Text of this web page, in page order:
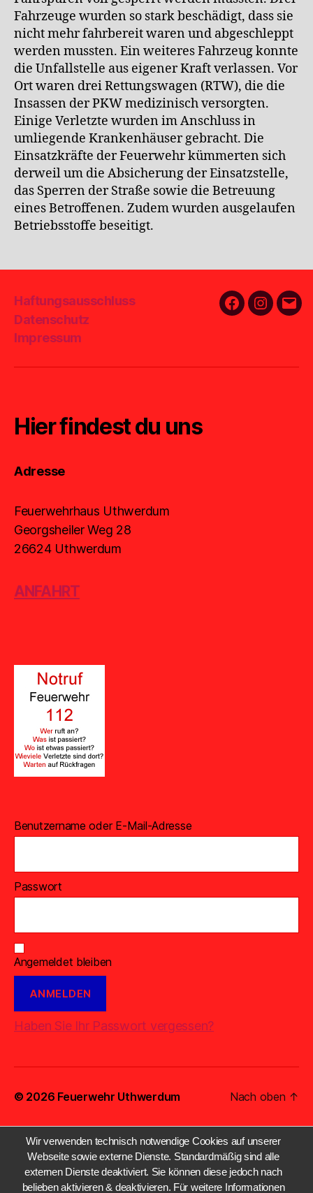
Fahrzeuge wurden so stark beschädigt, dass sie
nicht mehr fahrbereit waren und abgeschleppt
werden mussten. Ein weiteres Fahrzeug konnte
die Unfallstelle aus eigener Kraft verlassen. Vor
Ort waren drei Rettungswagen (RTW), die die
Insassen der PKW medizinisch versorgten.
Einige Verletzte wurden im Anschluss in
umliegende Krankenhäuser gebracht. Die
Einsatzkräfte der Feuerwehr kümmerten sich
derweil um die Absicherung der Einsatzstelle,
das Sperren der Straße sowie die Betreuung
eines Betroffenen. Zudem wurden ausgelaufen
Betriebsstoffe beseitigt.
Haftungsausschluss
Datenschutz
Impressum
FacebookE-
Hier findest du uns
Adresse
Feuerwehrhaus Uthwerdum
Georgsheiler Weg 28
26624 Uthwerdum
ANFAHRT
Benutzername oder E-Mail-Adresse
Passwort
Angemeldet bleiben
Haben Sie Ihr Passwort vergessen?
© 2026 Feuerwehr Uthwerdum Nach oben ↑
Wir verwenden technisch notwendige Cookies auf unserer
Webseite sowie externe Dienste. Standardmäßig sind alle
externen Dienste deaktiviert. Sie können diese jedoch nach
belieben aktivieren & deaktivieren. Für weitere Informationen